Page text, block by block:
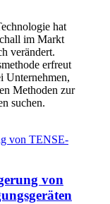
hat
im Markt
verändert.
erfreut
Unternehmen,
Methoden zur
suchen.
von